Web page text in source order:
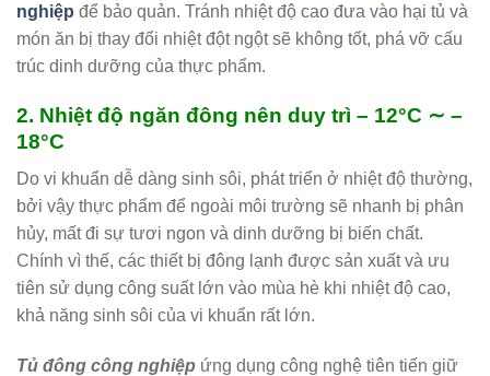
nghiệp để bảo quản. Tránh nhiệt độ cao đưa vào hại tủ và
món ăn bị thay đổi nhiệt đột ngột sẽ không tốt, phá vỡ cấu
trúc dinh dưỡng của thực phẩm.
2. Nhiệt độ ngăn đông nên duy trì – 12°C ∼ –
18°C
Do vi khuẩn dễ dàng sinh sôi, phát triển ở nhiệt độ thường,
bởi vậy thực phẩm để ngoài môi trường sẽ nhanh bị phân
hủy, mất đi sự tươi ngon và dinh dưỡng bị biến chất.
Chính vì thế, các thiết bị đông lạnh được sản xuất và ưu
tiên sử dụng công suất lớn vào mùa hè khi nhiệt độ cao,
khả năng sinh sôi của vi khuẩn rất lớn.
Tủ đông công nghiệp ứng dụng công nghệ tiên tiến giữ